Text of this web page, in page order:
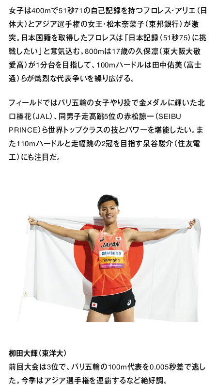
女子は400mで51秒71の自己記録を持つフロレス・アリエ（日
体大）とアジア選手権の女王・松本奈菜子（東邦銀行）が激
突。日本国籍を取得したフロレスは「日本記録（51秒75）に挑
戦したい」と意気込む。800mは17歳の久保凛（東大阪大敬
愛高）が1分台を目指して、100mハードルは田中佑美（富士
通）らが熾烈な代表争いを繰り広げる。
フィールドではパリ五輪の女子やり投で金メダルに輝いた北
口榛花（JAL）、同男子走高跳5位の赤松諒一（SEIBU
PRINCE）ら世界トップクラスの技とパワーを堪能したい。ま
た110mハードルと走幅跳の2冠を目指す泉谷駿介（住友電
工）にも注目だ。
栁田大輝（東洋大）
前回大会は3位で、パリ五輪の100m代表を0.005秒差で逃し
た。今季はアジア選手権を連覇するなど絶好調。